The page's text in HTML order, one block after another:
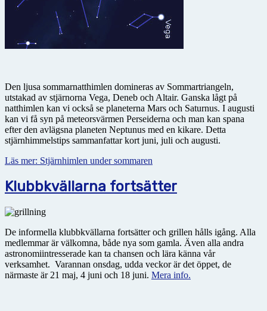
Den ljusa sommarnatthimlen domineras av Sommartriangeln,
utstakad av stjärnorna Vega, Deneb och Altair. Ganska lågt på
natthimlen kan vi också se planeterna Mars och Saturnus. I augusti
kan vi få syn på meteorsvärmen Perseiderna och man kan spana
efter den avlägsna planeten Neptunus med en kikare. Detta
stjärnhimmelstips sammanfattar kort juni, juli och augusti.
Läs mer: Stjärnhimlen under sommaren
Klubbkvällarna fortsätter
De informella klubbkvällarna fortsätter och grillen hålls igång. Alla
medlemmar är välkomna, både nya som gamla. Även alla andra
astronomiintresserade kan ta chansen och lära känna vår
verksamhet. Varannan onsdag, udda veckor är det öppet, de
närmaste är 21 maj, 4 juni och 18 juni. Mera info.